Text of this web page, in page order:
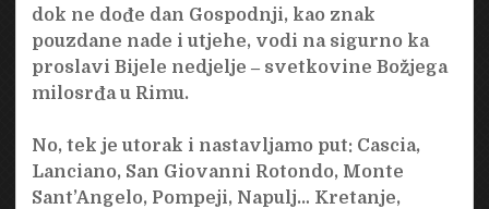
dok ne dođe dan Gospodnji, kao znak
pouzdane nade i utjehe, vodi na sigurno ka
proslavi Bijele nedjelje ‒ svetkovine Božjega
milosrđa u Rimu.
No, tek je utorak i nastavljamo put: Cascia,
Lanciano, San Giovanni Rotondo, Monte
Sant’Angelo, Pompeji, Napulj… Kretanje,